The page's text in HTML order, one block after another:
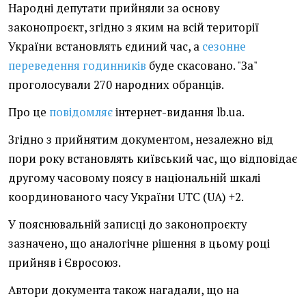
Народні депутати прийняли за основу
законопроєкт, згідно з яким на всій території
України встановлять єдиний час, а сезонне
переведення годинників буде скасовано. "За"
проголосували 270 народних обранців.
Про це повідомляєінтернет-видання lb.ua.
Згідно з прийнятим документом, незалежно від
пори року встановлять київський час, що відповідає
другому часовому поясу в національній шкалі
координованого часу України UTC (UA) +2.
У пояснювальній записці до законопроєкту
зазначено, що аналогічне рішення в цьому році
прийняв і Євросоюз.
Автори документа також нагадали, що на